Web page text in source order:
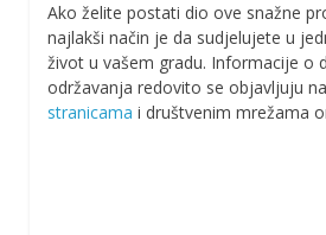
Ako želite postati dio ove snažne
najlakši način je da sudjelujete u
život u vašem gradu. Informacije o
održavanja redovito se objavljuju na
stranicama i društvenim mrežama